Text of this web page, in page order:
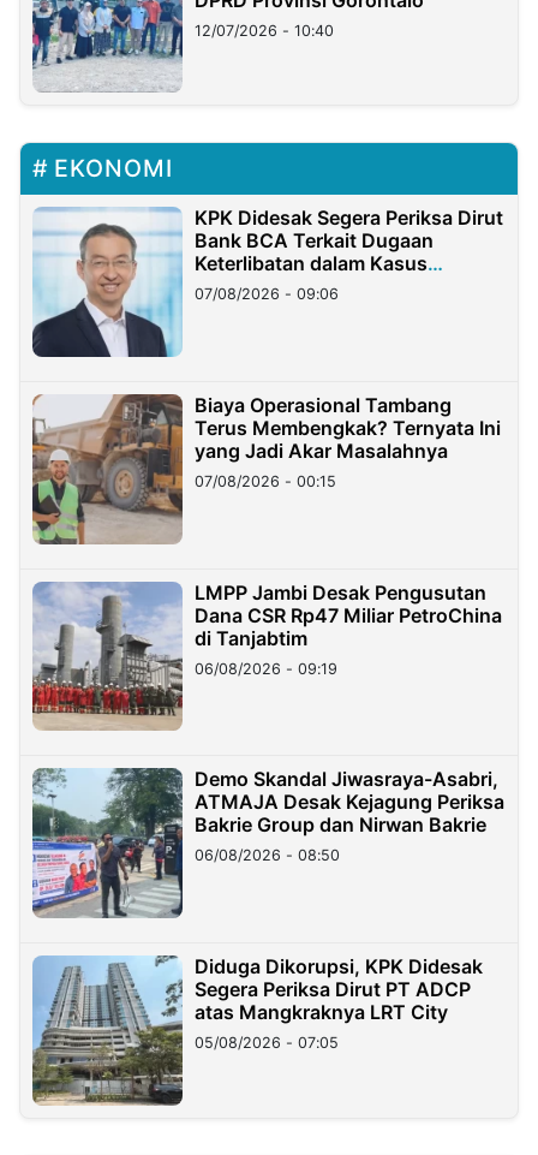
12/07/2026 - 10:40
EKONOMI
KPK Didesak Segera Periksa Dirut
Bank BCA Terkait Dugaan
Keterlibatan dalam Kasus
Hilangnya Dana Nasabah Rp2,58
Miliar
07/08/2026 - 09:06
Biaya Operasional Tambang
Terus Membengkak? Ternyata Ini
yang Jadi Akar Masalahnya
07/08/2026 - 00:15
LMPP Jambi Desak Pengusutan
Dana CSR Rp47 Miliar PetroChina
di Tanjabtim
06/08/2026 - 09:19
Demo Skandal Jiwasraya-Asabri,
ATMAJA Desak Kejagung Periksa
Bakrie Group dan Nirwan Bakrie
06/08/2026 - 08:50
Diduga Dikorupsi, KPK Didesak
Segera Periksa Dirut PT ADCP
atas Mangkraknya LRT City
05/08/2026 - 07:05